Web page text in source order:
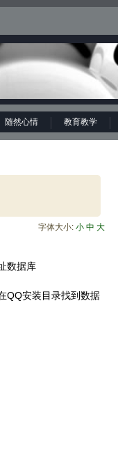
随然心情 教育教学
字体大小: 小 中 大
数据库
QQ安装目录找到数据